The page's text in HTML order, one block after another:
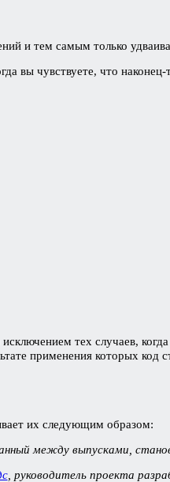
и тем самым только
чувствуете, что наконец-
тех случаев,
применения которых код
их следующим образом:
между выпусками,
, руководитель проекта